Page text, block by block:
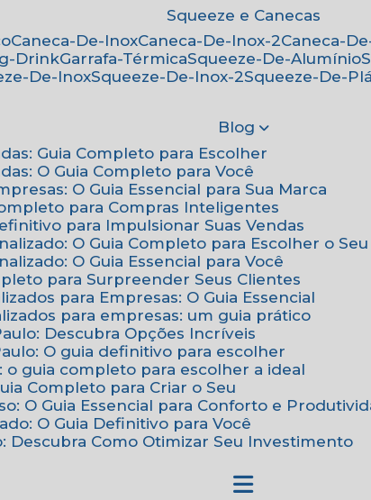
Squeeze e Canecas
Caneca-De-Inox Caneca-De-Inox-2 Caneca-
Drink Garrafa-Térmica Squeeze-De-Alumínio
De-Inox Squeeze-De-Inox-2 Squeeze-De-
Blog
Guia Completo para Escolher
O Guia Completo para Você
O Guia Essencial para Sua Marca
para Compras Inteligentes
para Impulsionar Suas Vendas
O Guia Completo para Escolher o Seu
O Guia Essencial para Você
para Surpreender Seus Clientes
para Empresas: O Guia Essencial
para empresas: um guia prático
Descubra Opções Incríveis
O guia definitivo para escolher
o guia completo para escolher a ideal
Completo para Criar o Seu
O Guia Essencial para Conforto e
O Guia Definitivo para Você
Descubra Como Otimizar Seu Investimento